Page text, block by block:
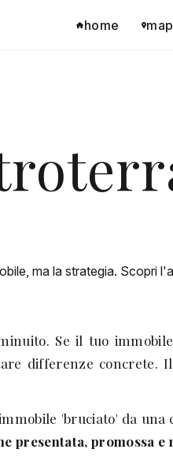
home
ma la strategia. Scopri
Se il tuo
differenze concrete.
'bruciato' da
presentata, promossa e